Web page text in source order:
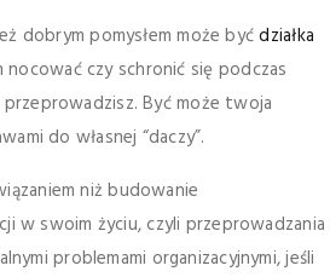
dobrym pomysłem może byćdziałka
czy schronić się podczas
Być może twoja
do własnej “daczy”.
niż budowanie
w swoim życiu, czyli przeprowadzania
problemami organizacyjnymi, jeśli